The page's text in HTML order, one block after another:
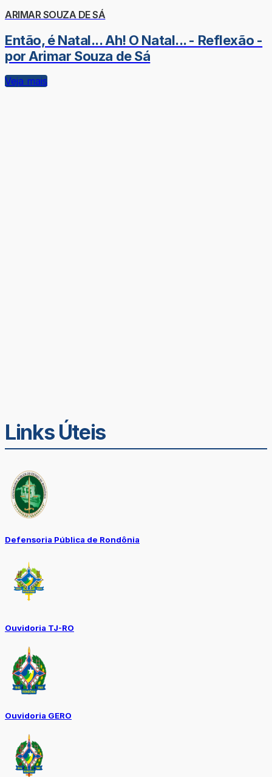
ARIMAR SOUZA DE SÁ
Então, é Natal... Ah! O Natal... - Reflexão -
por Arimar Souza de Sá
Veja mais
Links Úteis
Defensoria Pública de Rondônia
Ouvidoria TJ-RO
Ouvidoria GERO